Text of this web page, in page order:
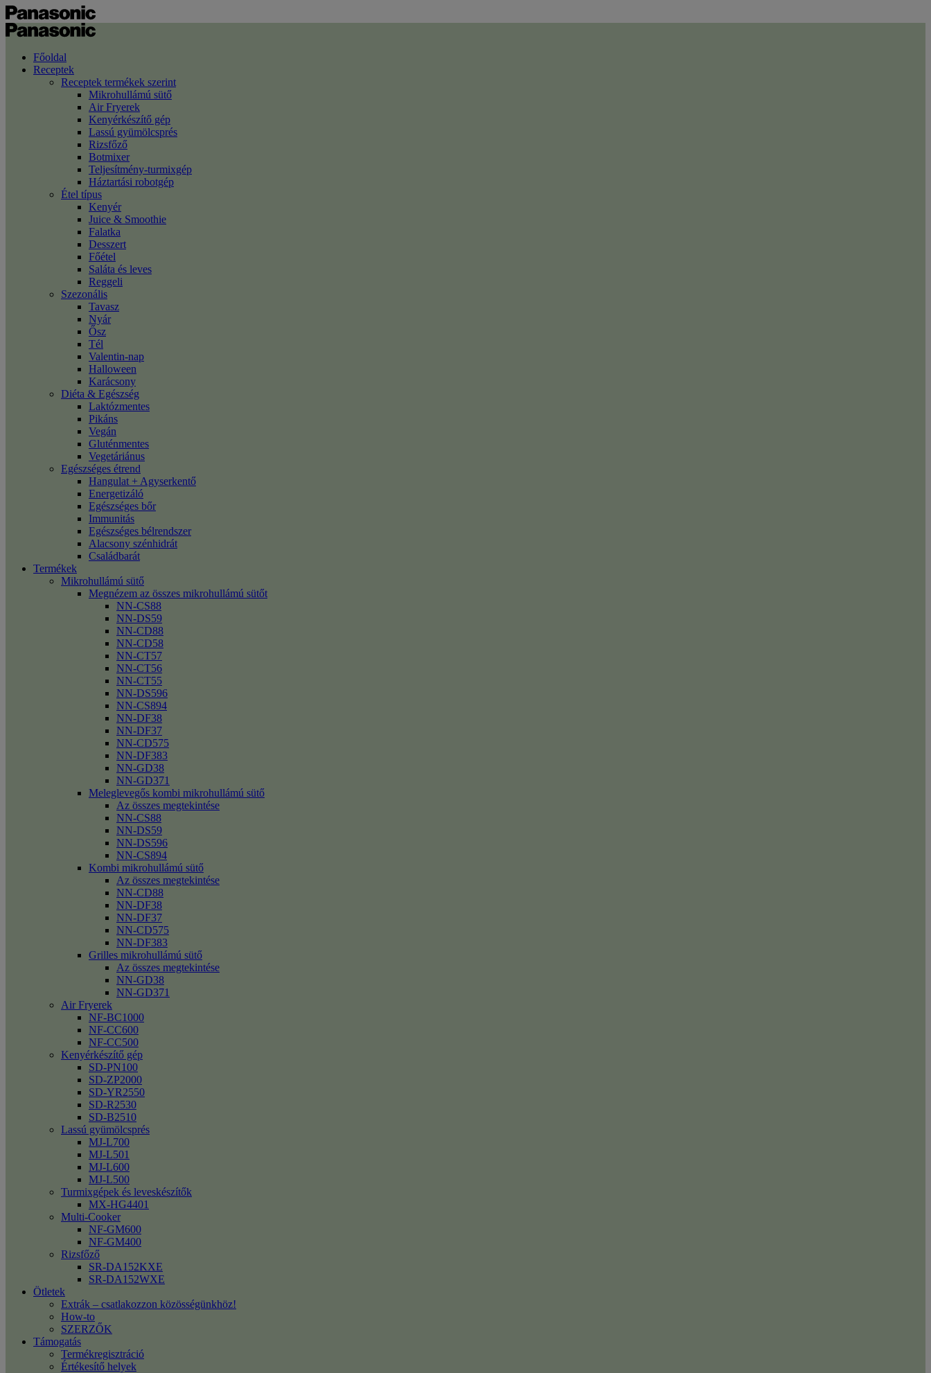
Főoldal
Receptek
Receptek termékek szerint
Mikrohullámú sütő
Air Fryerek
Kenyérkészítő gép
Lassú gyümölcsprés
Rizsfőző
Botmixer
Teljesítmény-turmixgép
Háztartási robotgép
Étel típus
Kenyér
Juice & Smoothie
Falatka
Desszert
Főétel
Saláta és leves
Reggeli
Szezonális
Tavasz
Nyár
Ősz
Tél
Valentin-nap
Halloween
Karácsony
Diéta & Egészség
Laktózmentes
Pikáns
Vegán
Gluténmentes
Vegetáriánus
Egészséges étrend
Hangulat + Agyserkentő
Energetizáló
Egészséges bőr
Immunitás
Egészséges bélrendszer
Alacsony szénhidrát
Családbarát
Termékek
Mikrohullámú sütő
Megnézem az összes mikrohullámú sütőt
NN-CS88
NN-DS59
NN-CD88
NN-CD58
NN-CT57
NN-CT56
NN-CT55
NN-DS596
NN-CS894
NN-DF38
NN-DF37
NN-CD575
NN-DF383
NN-GD38
NN-GD371
Meleglevegős kombi mikrohullámú sütő
Az összes megtekintése
NN-CS88
NN-DS59
NN-DS596
NN-CS894
Kombi mikrohullámú sütő
Az összes megtekintése
NN-CD88
NN-DF38
NN-DF37
NN-CD575
NN-DF383
Grilles mikrohullámú sütő
Az összes megtekintése
NN-GD38
NN-GD371
Air Fryerek
NF-BC1000
NF-CC600
NF-CC500
Kenyérkészítő gép
SD-PN100
SD-ZP2000
SD-YR2550
SD-R2530
SD-B2510
Lassú gyümölcsprés
MJ-L700
MJ-L501
MJ-L600
MJ-L500
Turmixgépek és leveskészítők
MX-HG4401
Multi-Cooker
NF-GM600
NF-GM400
Rizsfőző
SR-DA152KXE
SR-DA152WXE
Ötletek
Extrák – csatlakozzon közösségünkhöz!
How-to
SZERZŐK
Támogatás
Termékregisztráció
Értékesítő helyek